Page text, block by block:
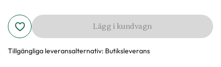
Lägg i kundvagn
Tillgängliga leveransalternativ: Butiksleverans